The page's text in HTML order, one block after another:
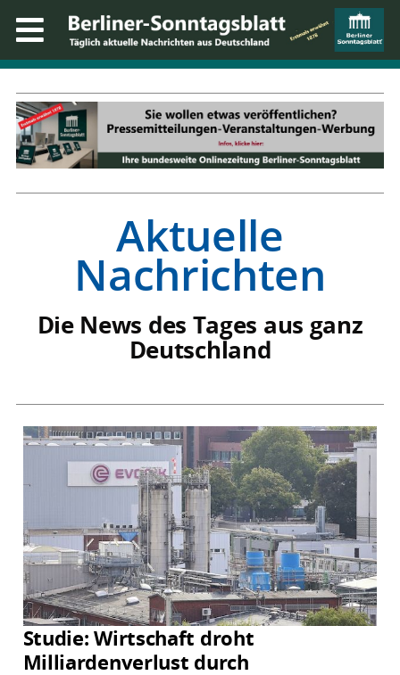
Aktuelle
Nachrichten
Die News des Tages aus ganz
Deutschland
Studie: Wirtschaft droht
Milliardenverlust durch